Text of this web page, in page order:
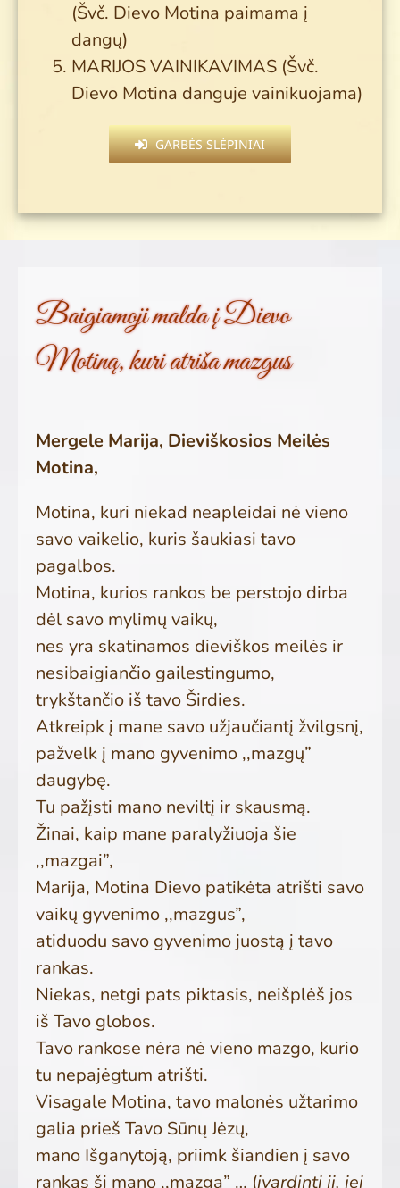
(Švč. Dievo Motina paimama į
dangų)
MARIJOS VAINIKAVIMAS (Švč.
Dievo Motina danguje vainikuojama)
GARBĖS SLĖPINIAI
Baigiamoji malda į Dievo
Motiną, kuri atriša mazgus
Mergele Marija, Dieviškosios Meilės
Motina,
Motina, kuri niekad neapleidai nė vieno
savo vaikelio, kuris šaukiasi tavo
pagalbos.
Motina, kurios rankos be perstojo dirba
dėl savo mylimų vaikų,
nes yra skatinamos dieviškos meilės ir
nesibaigiančio gailestingumo,
trykštančio iš tavo Širdies.
Atkreipk į mane savo užjaučiantį žvilgsnį,
pažvelk į mano gyvenimo ,,mazgų”
daugybę.
Tu pažįsti mano neviltį ir skausmą.
Žinai, kaip mane paralyžiuoja šie
,,mazgai”,
Marija, Motina Dievo patikėta atrišti savo
vaikų gyvenimo ,,mazgus”,
atiduodu savo gyvenimo juostą į tavo
rankas.
Niekas, netgi pats piktasis, neišplėš jos
iš Tavo globos.
Tavo rankose nėra nė vieno mazgo, kurio
tu nepajėgtum atrišti.
Visagale Motina, tavo malonės užtarimo
galia prieš Tavo Sūnų Jėzų,
mano Išganytoją, priimk šiandien į savo
rankas šį mano ,,mazgą” … (įvardinti jį, jei